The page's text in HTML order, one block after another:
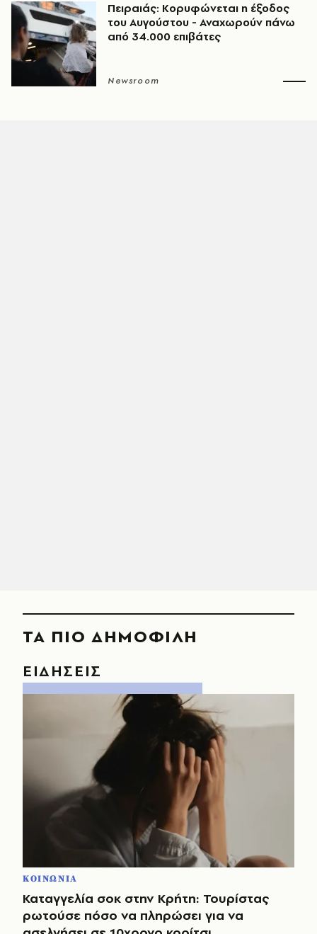
Πειραιάς: Κορυφώνεται η έξοδος
του Αυγούστου - Αναχωρούν πάνω
από 34.000 επιβάτες
Newsroom
ΤΑ ΠΙΟ ΔΗΜΟΦΙΛΗ
ΕΙΔΗΣΕΙΣ
ΚΟΙΝΩΝΙΑ
Καταγγελία σοκ στην Κρήτη: Τουρίστας
ρωτούσε πόσο να πληρώσει για να